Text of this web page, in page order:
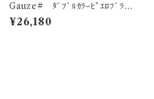
Gauze# ﾀﾞﾌﾞﾙｶﾗｰﾋﾟｴﾛﾌﾞﾗｳ
ｽ G1185
¥26,180